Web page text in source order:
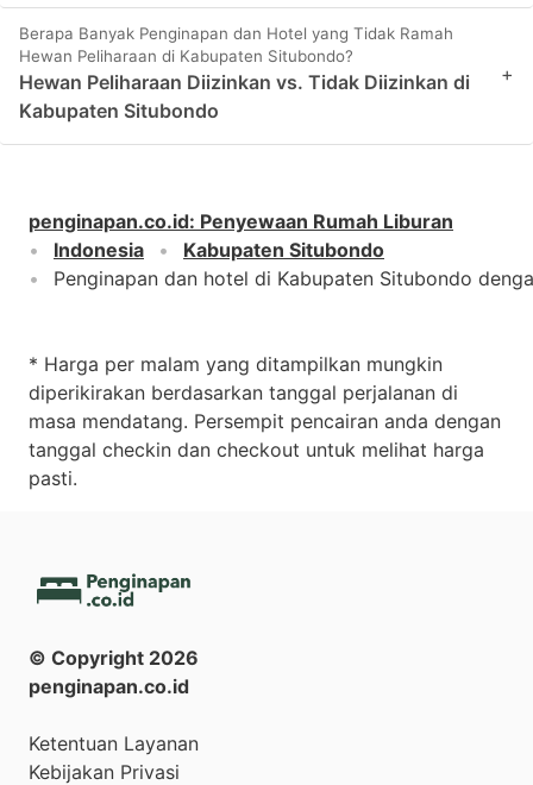
Berapa Banyak Penginapan dan Hotel yang Tidak Ramah
Hewan Peliharaan di Kabupaten Situbondo?
Hewan Peliharaan Diizinkan vs. Tidak Diizinkan di
Kabupaten Situbondo
+
penginapan.co.id: Penyewaan Rumah Liburan
Indonesia
Kabupaten Situbondo
Penginapan dan hotel di Kabupaten Situbondo
* Harga per malam yang ditampilkan mungkin
diperikirakan berdasarkan tanggal perjalanan di
masa mendatang. Persempit pencairan anda dengan
tanggal checkin dan checkout untuk melihat harga
pasti.
© Copyright 2026
penginapan.co.id
Ketentuan Layanan
Kebijakan Privasi